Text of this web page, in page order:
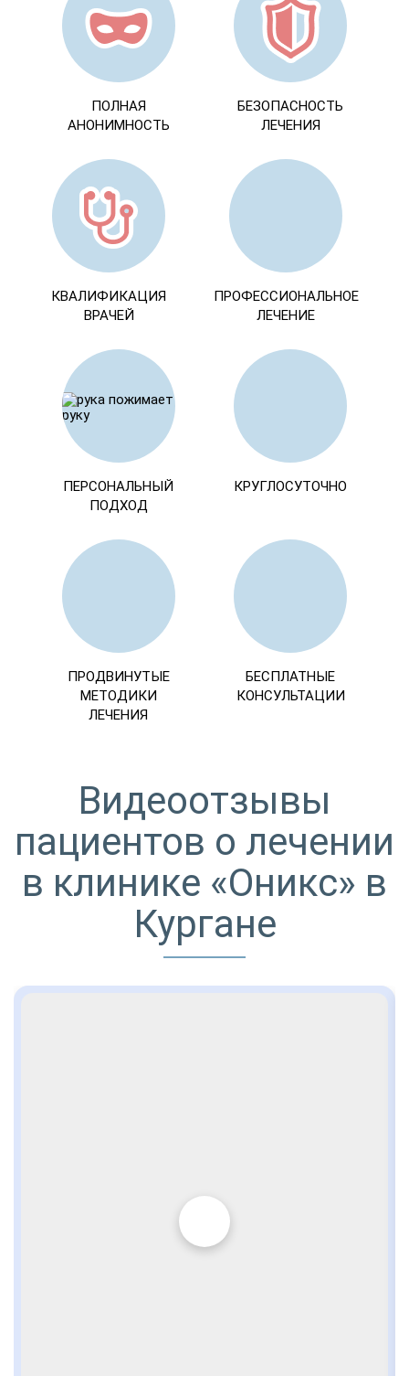
ПОЛНАЯ
АНОНИМНОСТЬ
БЕЗОПАСНОСТЬ
ЛЕЧЕНИЯ
КВАЛИФИКАЦИЯ
ВРАЧЕЙ
ПРОФЕССИОНАЛЬНОЕ
ЛЕЧЕНИЕ
ПЕРСОНАЛЬНЫЙ
ПОДХОД
КРУГЛОСУТОЧНО
ПРОДВИНУТЫЕ
МЕТОДИКИ
ЛЕЧЕНИЯ
БЕСПЛАТНЫЕ
КОНСУЛЬТАЦИИ
Видеоотзывы
пациентов о лечении
в клинике «Оникс» в
Кургане